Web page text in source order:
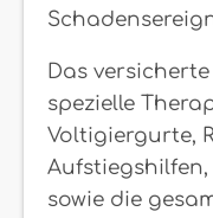
Das
spezielle
Voltigiergurte,
sowie die